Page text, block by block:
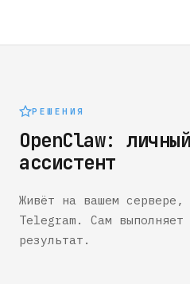
РЕШЕНИЯ
OpenClaw:
ассистент
Живёт на вашем сервере,
Telegram. Сам выполняет
результат.